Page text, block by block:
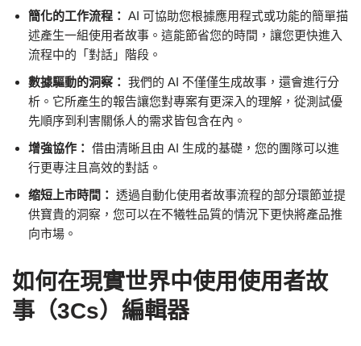
簡化的工作流程： AI 可協助您根據應用程式或功能的簡單描
述產生一組使用者故事。這能節省您的時間，讓您更快進入
流程中的「對話」階段。
數據驅動的洞察： 我們的 AI 不僅僅生成故事，還會進行分
析。它所產生的報告讓您對專案有更深入的理解，從測試優
先順序到利害關係人的需求皆包含在內。
增強協作： 借由清晰且由 AI 生成的基礎，您的團隊可以進
行更專注且高效的對話。
缩短上市時間： 透過自動化使用者故事流程的部分環節並提
供寶貴的洞察，您可以在不犧牲品質的情況下更快將產品推
向市場。
如何在現實世界中使用使用者故
事（3Cs）編輯器